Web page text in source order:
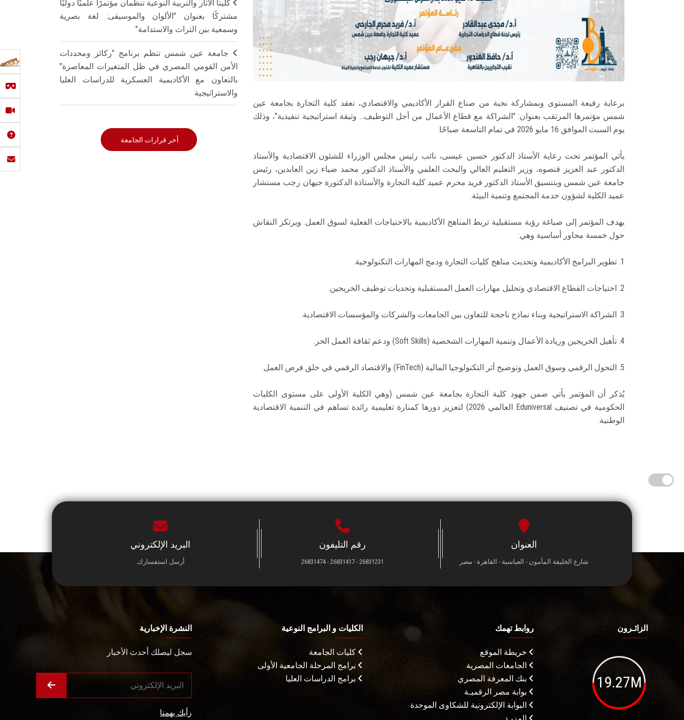
برعاية رفيعة المستوى وبمشاركة نخبة من صناع القرار الأكاديمي والاقتصادي، تعقد كلية التجارة بجامعة عين
شمس مؤتمرها المرتقب بعنوان: "الشراكة مع قطاع الأعمال من أجل التوظيف... وثيقة استراتيجية تنفيذية"، وذلك
يوم السبت الموافق 16 مايو 2026 في تمام التاسعة صباحًا.
يأتي المؤتمر تحت رعاية الأستاذ الدكتور حسين عيسى، نائب رئيس مجلس الوزراء للشئون الاقتصادية والأستاذ
الدكتور عبد العزيز قنصوه، وزير التعليم العالي والبحث العلمي والأستاذ الدكتور محمد ضياء زين العابدين، رئيس
جامعة عين شمس وبتنسيق الأستاذ الدكتور فريد محرم عميد كلية التجارة والأستاذة الدكتورة جيهان رجب مستشار
عميد الكلية لشؤون خدمة المجتمع وتنمية البيئة.
يهدف المؤتمر إلى صياغة رؤية مستقبلية تربط المناهج الأكاديمية بالاحتياجات الفعلية لسوق العمل. ويرتكز النقاش
حول خمسة محاور أساسية وهي:
1. تطوير البرامج الأكاديمية وتحديث مناهج كليات التجارة ودمج المهارات التكنولوجية.
2. احتياجات القطاع الاقتصادي وتحليل مهارات العمل المستقبلية وتحديات توظيف الخريجين.
3. الشراكة الاستراتيجية وبناء نماذج ناجحة للتعاون بين الجامعات والشركات والمؤسسات الاقتصادية.
4. تأهيل الخريجين وريادة الأعمال وتنمية المهارات الشخصية (Soft Skills) ودعم ثقافة العمل الحر.
5. التحول الرقمي وسوق العمل وتوضيح أثر التكنولوجيا المالية (FinTech) والاقتصاد الرقمي في خلق فرص العمل.
يُذكر أن المؤتمر يأتي ضمن جهود كلية التجارة بجامعة عين شمس (وهي الكلية الأولى على مستوى الكليات
الحكومية في تصنيف Eduniversal العالمي 2026) لتعزيز دورها كمنارة تعليمية رائدة تساهم في التنمية الاقتصادية
الوطنية.
كليتا الآثار والتربية النوعية تنظمان مؤتمرًا علميًا دوليًا
مشتركًا بعنوان "الألوان والموسيقى: لغة بصرية
وسمعية بين التراث والاستدامة"
جامعة عين شمس تنظم برنامج "ركائز ومحددات
الأمن القومي المصري في ظل المتغيرات المعاصرة"
بالتعاون مع الأكاديمية العسكرية للدراسات العليا
والاستراتيجية
أخر قرارات الجامعة
العنوان
شارع الخليفة المأمون - العباسية - القاهرة - مصر
رقم التليفون
26831231 - 26831417 - 26831474
البريد الإلكتروني
أرسل استفسارك.
الزائـرون
19.27M
روابط تهمك
خريطة الموقع
الجامعات المصرية
بنك المعرفة المصري
بوابة مصر الرقميـة
البوابة الإلكترونية للشكاوى الموحدة
المزيـد . . .
الكليات و البرامج النوعية
كليات الجامعة
برامج المرحلة الجامعية الأولى
برامج الدراسات العليا
النشرة الإخبارية
سجل ليصلك أحدث الأخبار
رأيك يهمنا